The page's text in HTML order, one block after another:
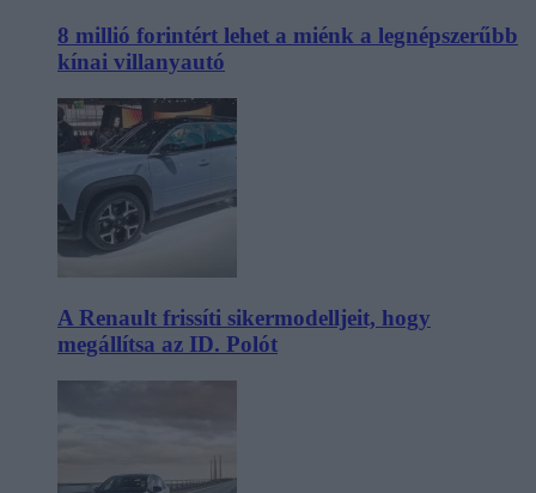
8 millió forintért lehet a miénk a legnépszerűbb
kínai villanyautó
A Renault frissíti sikermodelljeit, hogy
megállítsa az ID. Polót